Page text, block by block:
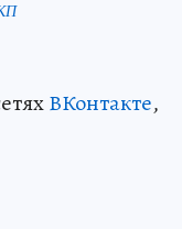
ВКонтакте,